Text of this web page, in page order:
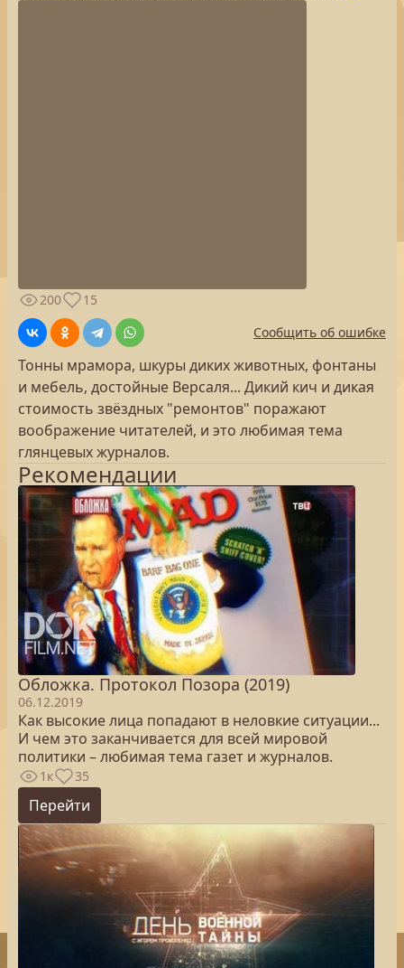
200
15
Сообщить об ошибке
Тонны мрамора, шкуры диких животных, фонтаны
и мебель, достойные Версаля... Дикий кич и дикая
стоимость звёздных "ремонтов" поражают
воображение читателей, и это любимая тема
глянцевых журналов.
Рекомендации
Обложка. Протокол Позора (2019)
06.12.2019
Как высокие лица попадают в неловкие ситуации...
И чем это заканчивается для всей мировой
политики – любимая тема газет и журналов.
1к 35
Перейти